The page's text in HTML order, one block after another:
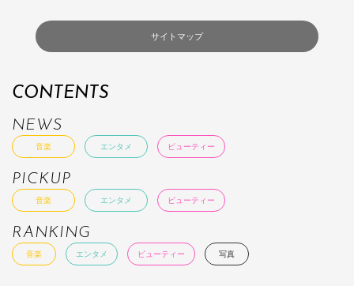
サイトマップ
CONTENTS
NEWS
音楽 エンタメ ビューティー
PICKUP
音楽 エンタメ ビューティー
RANKING
音楽 エンタメ ビューティー 写真